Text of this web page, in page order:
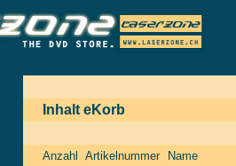
Inhalt eKorb
Anzahl Artikelnummer
Name